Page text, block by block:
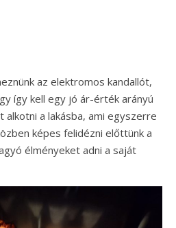
az elektromos kandallót,
így kell egy jó ár-érték arányú
a lakásba, ami egyszerre
képes felidézni előttünk a
élményeket adni a saját